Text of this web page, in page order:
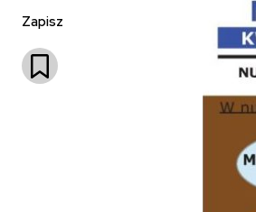
Zapisz